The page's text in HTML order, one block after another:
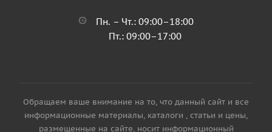
Пн. – Чт.: 09:00–18:00
Пт.: 09:00–17:00
Обращаем ваше внимание на то, что данный сайт и все
информационные материалы, каталоги , статьи и цены,
размещенные на сайте, носит информационный